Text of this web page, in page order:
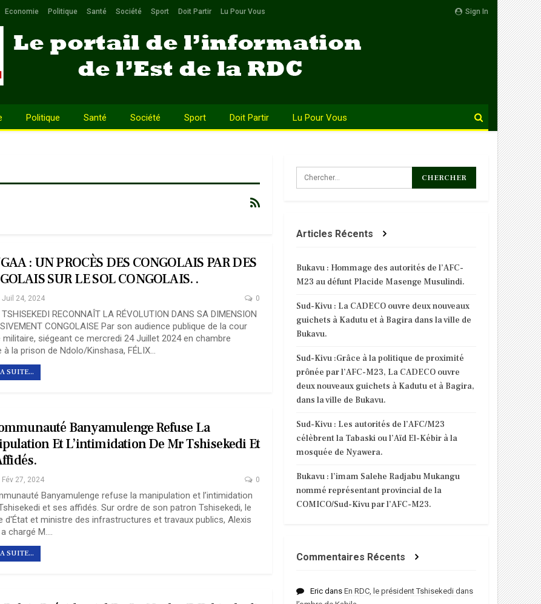
Sign In
Economie Politique Santé Société Sport Doit Partir Lu Pour Vous
Politique Santé Société Sport Doit Partir Lu Pour Vous
: UN PROCÈS DES CONGOLAIS PAR DES
SUR LE SOL CONGOLAIS. .
Juil 24, 2024 0
TSHISEKEDI RECONNAÎT LA RÉVOLUTION DANS SA DIMENSION
CONGOLAISE Par son audience publique de la cour
militaire, siégeant ce mercredi 24 Juillet 2024 en chambre
à la prison de Ndolo/Kinshasa, FÉLIX…
SUITE...
Banyamulenge Refuse La
Et L’intimidation De Mr Tshisekedi Et
Fév 27, 2024 0
Banyamulenge refuse la manipulation et l’intimidation
et ses affidés. Sur ordre de son patron Tshisekedi, le
d'État et ministre des infrastructures et travaux publics, Alexis
chargé M.…
SUITE...
Articles Récents
Bukavu : Hommage des autorités de l’AFC-
M23 au défunt Placide Masenge Musulindi.
Sud-Kivu : La CADECO ouvre deux nouveaux
guichets à Kadutu et à Bagira dans la ville de
Bukavu.
Sud-Kivu :Grâce à la politique de proximité
prônée par l’AFC-M23, La CADECO ouvre
deux nouveaux guichets à Kadutu et à Bagira,
dans la ville de Bukavu.
Sud-Kivu : Les autorités de l’AFC/M23
célèbrent la Tabaski ou l’Aïd El-Kébir à la
mosquée de Nyawera.
Bukavu : l’imam Salehe Radjabu Mukangu
nommé représentant provincial de la
COMICO/Sud-Kivu par l’AFC-M23.
Commentaires Récents
Eric dans En RDC, le président Tshisekedi dans